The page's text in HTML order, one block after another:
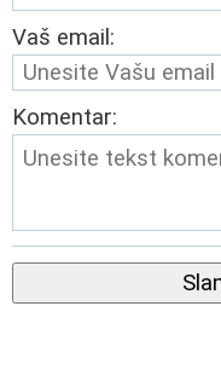
Vaš email:
Komentar: